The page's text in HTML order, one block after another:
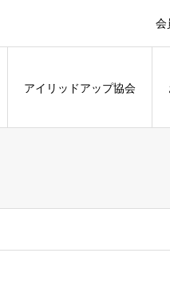
会
アイリッドアップ協会